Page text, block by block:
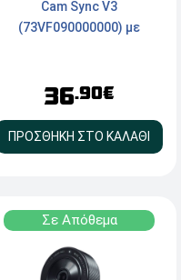
Cam Sync V3
(73VF090000000) με
USB 2.0
36.90€
ΠΡΟΣΘΗΚΗ ΣΤΟ ΚΑΛΑΘΙ
Σε Απόθεμα